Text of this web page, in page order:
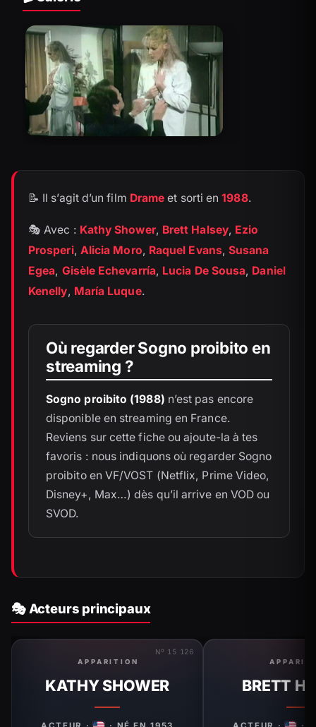
📝 Il s’agit d’un film Drame et sorti en1988.
🎭 Avec : Kathy Shower, Brett Halsey, Ezio
Prosperi, Alicia Moro, Raquel Evans,Susana
Egea, Gisèle Echevarría, Lucia De Sousa, Daniel
Kenelly, María Luque.
Où regarder Sogno proibito en
streaming ?
Sogno proibito (1988) n’est pas encore
disponible en streaming en France.
Reviens sur cette fiche ou ajoute-la à tes
favoris : nous indiquons où regarder Sogno
proibito en VF/VOST (Netflix, Prime Video,
Disney+, Max…) dès qu’il arrive en VOD ou
SVOD.
🎭 Acteurs principaux
Nº 15 126
APPARITION
KATHY SHOWER BRETT